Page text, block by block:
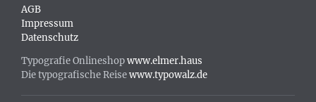
AGB
Impressum
Datenschutz
Typografie Onlineshopwww.elmer.haus
Die typografische Reisewww.typowalz.de